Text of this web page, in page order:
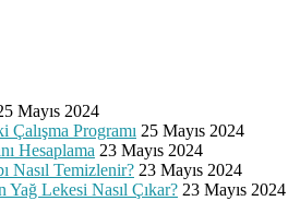
Mayıs 2024
Programı 25 Mayıs 2024
Hesaplama 23 Mayıs 2024
Nasıl Temizlenir? 23 Mayıs 2024
Yağ Lekesi Nasıl Çıkar? 23 Mayıs 2024